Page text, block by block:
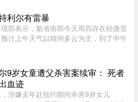
。在周一颁布的一项判决中，法官
批准了 Ai ...
利尔有雷暴
部表示，魁省南部今天周四存在轻微雷
计上午天气以晴间多云为主，到了中午
区下午也有可能受 ...
9岁女童遭父杀害案续审： 死者
血迹
涉嫌去年赴纽约期间杀害9岁女儿